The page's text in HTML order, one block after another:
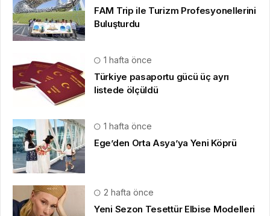
FAM Trip ile Turizm Profesyonellerini
Buluşturdu
1 hafta önce
Türkiye pasaportu gücü üç ayrı
listede ölçüldü
1 hafta önce
Ege’den Orta Asya’ya Yeni Köprü
2 hafta önce
Yeni Sezon Tesettür Elbise Modelleri